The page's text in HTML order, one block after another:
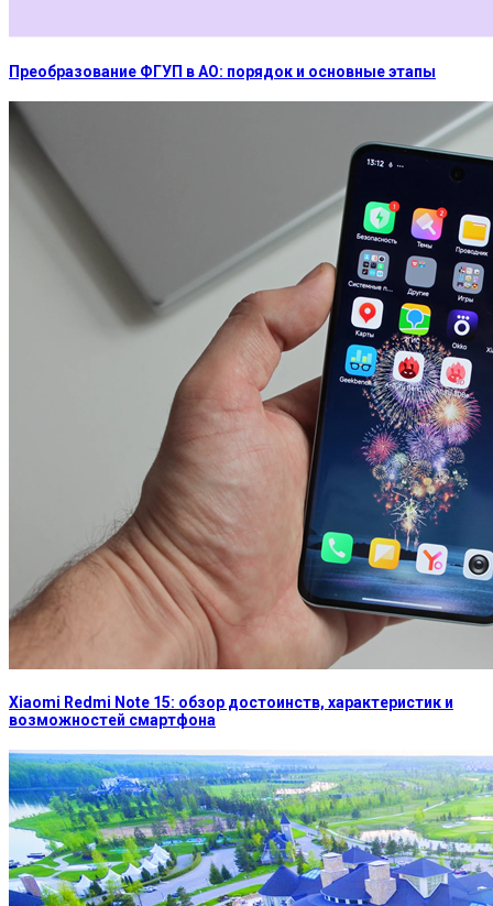
Преобразование ФГУП в АО: порядок и основные этапы
Xiaomi Redmi Note 15: обзор достоинств, характеристик и
возможностей смартфона